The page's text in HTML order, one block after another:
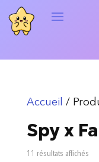
Accueil /
Spy x
11 résultats affichésTrié